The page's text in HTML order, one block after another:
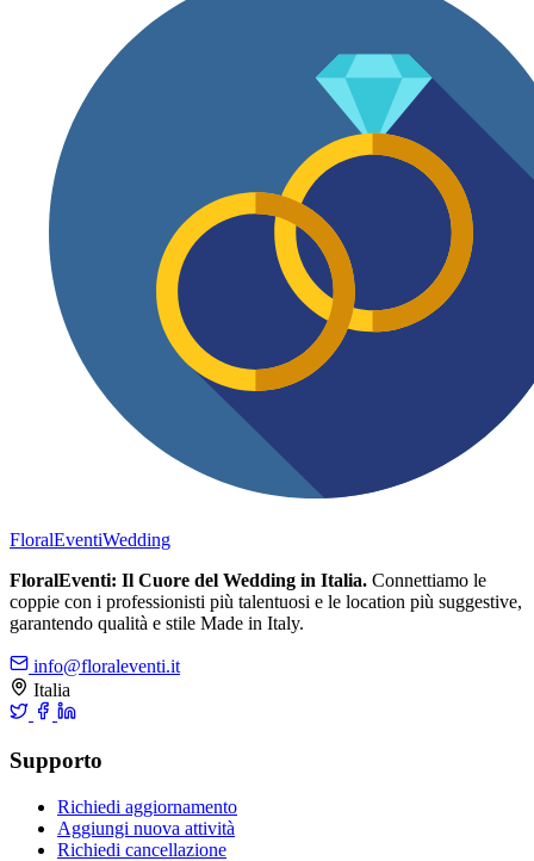
FloralEventiWedding
FloralEventi: Il Cuore del Wedding in Italia. Connettiamo le
coppie con i professionisti più talentuosi e le location più suggestive,
garantendo qualità e stile Made in Italy.
info@floraleventi.it
Italia
Supporto
Richiedi aggiornamento
Aggiungi nuova attività
Richiedi cancellazione